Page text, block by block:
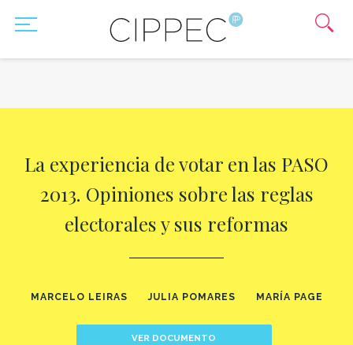
La experiencia de votar en las PASO
2013. Opiniones sobre las reglas
electorales y sus reformas
MARCELO LEIRAS JULIA POMARES MARÍA PAGE
VER DOCUMENTO